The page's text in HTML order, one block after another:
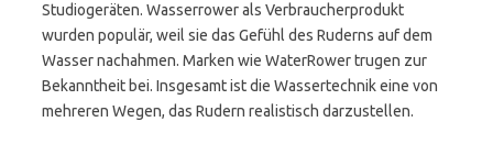
Studiogeräten. Wasserrower als Verbraucherprodukt
wurden populär, weil sie das Gefühl des Ruderns auf dem
Wasser nachahmen. Marken wie WaterRower trugen zur
Bekanntheit bei. Insgesamt ist die Wassertechnik eine von
mehreren Wegen, das Rudern realistisch darzustellen.